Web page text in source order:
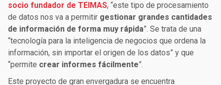
socio fundador de TEIMAS, “este tipo de procesamiento
de datos nos va a permitir gestionar grandes cantidades
de información de forma muy rápida”. Se trata de una
“tecnología para la inteligencia de negocios que ordena la
información, sin importar el origen de los datos” y que
“permite crear informes fácilmente”.
Este proyecto de gran envergadura se encuentra